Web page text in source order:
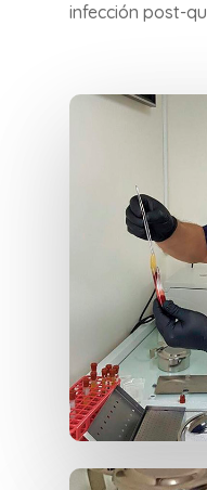
infección post-